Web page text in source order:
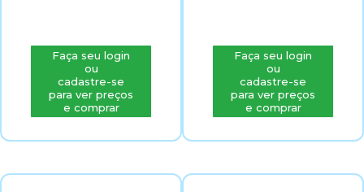
Faça seu login
ou
cadastre-se
para ver preços
e comprar
Faça seu login
ou
cadastre-se
para ver preços
e comprar